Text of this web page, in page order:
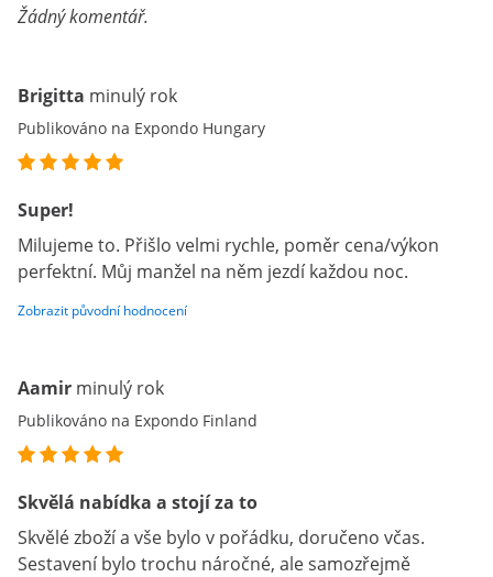
Žádný komentář.
Brigitta minulý rok
Publikováno na Expondo Hungary
Super!
Milujeme to. Přišlo velmi rychle, poměr cena/výkon
perfektní. Můj manžel na něm jezdí každou noc.
Zobrazit původní hodnocení
Aamir minulý rok
Publikováno na Expondo Finland
Skvělá nabídka a stojí za to
Skvělé zboží a vše bylo v pořádku, doručeno včas.
Sestavení bylo trochu náročné, ale samozřejmě